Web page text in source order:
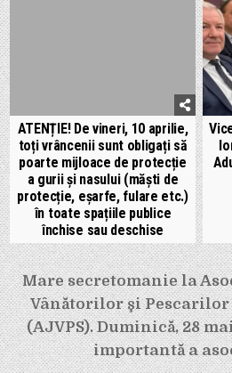
ATENȚIE! De vineri, 10 aprilie,
toți vrâncenii sunt obligați să
poarte mijloace de protecție
a gurii și nasului (măști de
protecție, eșarfe, fulare etc.)
în toate spațiile publice
închise sau deschise
Navigare
în
articole
Mare secretomanie la
Vânătorilor şi
(AJVPS). Duminică, 28
importantă a